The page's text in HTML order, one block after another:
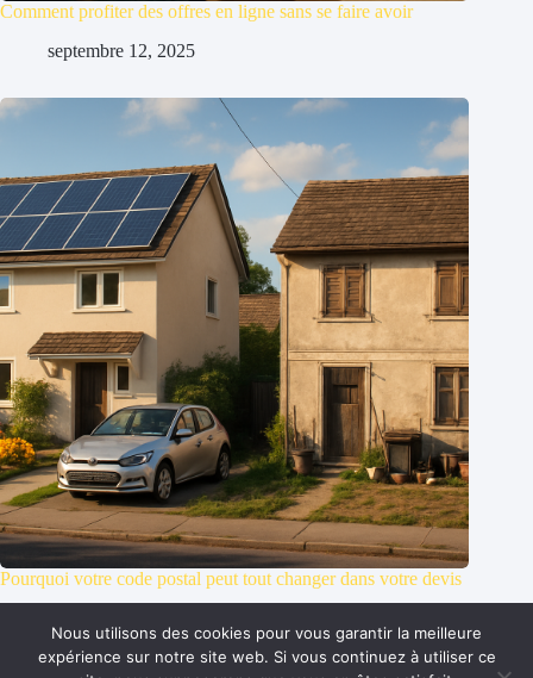
Comment profiter des offres en ligne sans se faire avoir
septembre 12, 2025
Pourquoi votre code postal peut tout changer dans votre devis
Nous utilisons des cookies pour vous garantir la meilleure
expérience sur notre site web. Si vous continuez à utiliser ce